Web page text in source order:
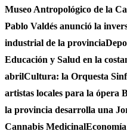
Museo Antropológico de la
Pablo Valdés anunció la
industrial de la provincia
Educación y Salud en la
abrilCultura: la Orquesta
artistas locales para la ópera
la provincia desarrolla una
Cannabis Medicinal